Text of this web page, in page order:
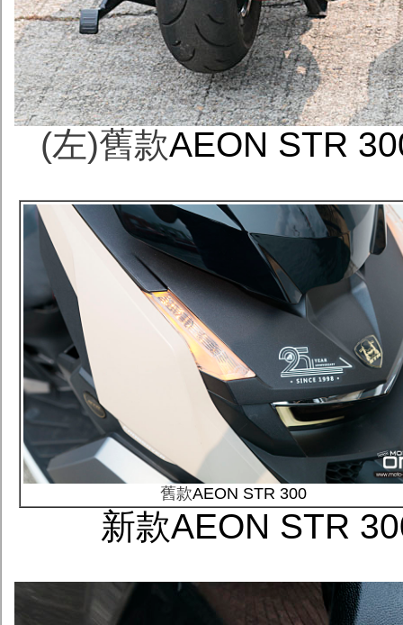
(左)舊款AEON STR
舊款AEON STR 300
新款AEON STR